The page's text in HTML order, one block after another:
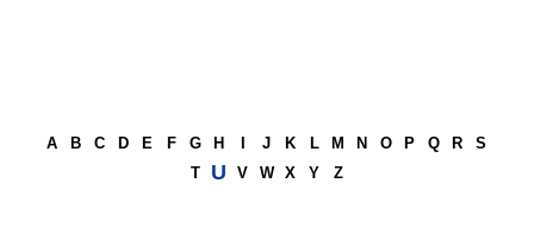
A B C D E F G H J K L M N O P Q R
S
T
U V W X Y Z